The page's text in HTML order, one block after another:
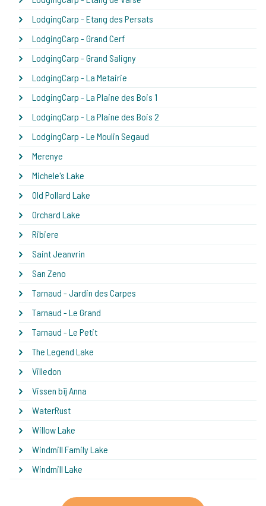
LodgingCarp - Etang des Persats
LodgingCarp - Grand Cerf
LodgingCarp - Grand Saligny
LodgingCarp - La Metairie
LodgingCarp - La Plaine des Bois 1
LodgingCarp - La Plaine des Bois 2
LodgingCarp - Le Moulin Segaud
Merenye
Michele's Lake
Old Pollard Lake
Orchard Lake
Ribiere
Saint Jeanvrin
San Zeno
Tarnaud - Jardin des Carpes
Tarnaud - Le Grand
Tarnaud - Le Petit
The Legend Lake
Villedon
Vissen bij Anna
WaterRust
Willow Lake
Windmill Family Lake
Windmill Lake